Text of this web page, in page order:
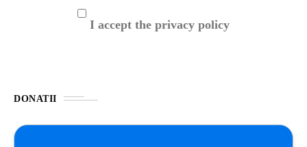
I accept the privacy policy
DONATII